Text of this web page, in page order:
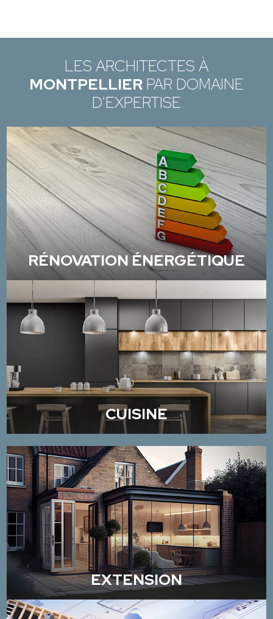
LES ARCHITECTES À
MONTPELLIER PAR DOMAINE
D'EXPERTISE
RÉNOVATION ÉNERGÉTIQUE
CUISINE
EXTENSION